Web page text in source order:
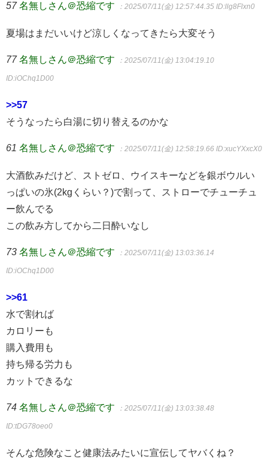
57 名無しさん＠恐縮です ：2025/07/11(金) 12:57:44.35 ID:llg8Flxn0
夏場はまだいいけど涼しくなってきたら大変そう
77 名無しさん＠恐縮です ：2025/07/11(金) 13:04:19.10
ID:iOChq1D00
>>57
そうなったら白湯に切り替えるのかな
61 名無しさん＠恐縮です ：2025/07/11(金) 12:58:19.66 ID:xucYXxcX0
大酒飲みだけど、ストゼロ、ウイスキーなどを銀ボウルい
っぱいの氷(2kgくらい？)で割って、ストローでチューチュ
ー飲んでる
この飲み方してから二日酔いなし
73 名無しさん＠恐縮です ：2025/07/11(金) 13:03:36.14
ID:iOChq1D00
>>61
水で割れば
カロリーも
購入費用も
持ち帰る労力も
カットできるな
74 名無しさん＠恐縮です ：2025/07/11(金) 13:03:38.48
ID:tDG78oeo0
そんな危険なこと健康法みたいに宣伝してヤバくね？